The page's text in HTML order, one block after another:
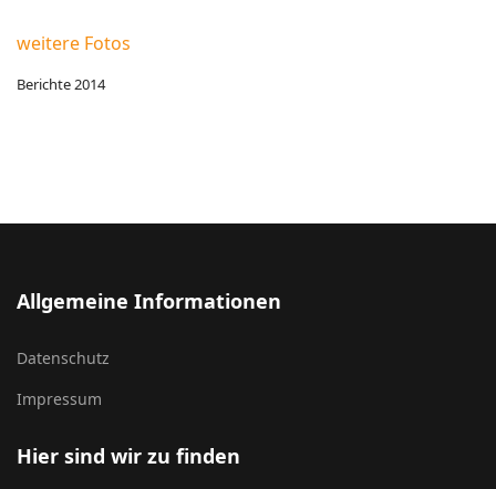
weitere Fotos
Berichte 2014
Allgemeine Informationen
Datenschutz
Impressum
Hier sind wir zu finden